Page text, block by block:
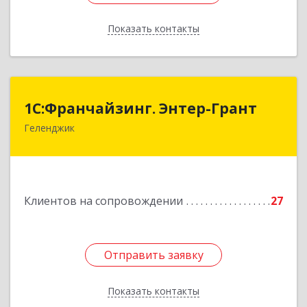
Показать контакты
Назад
1С:Франчайзинг. Энтер-Грант
Геленджик
Клиентов на сопровождении 27
Отправить заявку
Показать контакты
1С:Франчайзинг. Энтер-Грант
353467, Краснодарский край, Геленджик г,
Отправить заявку
Назад